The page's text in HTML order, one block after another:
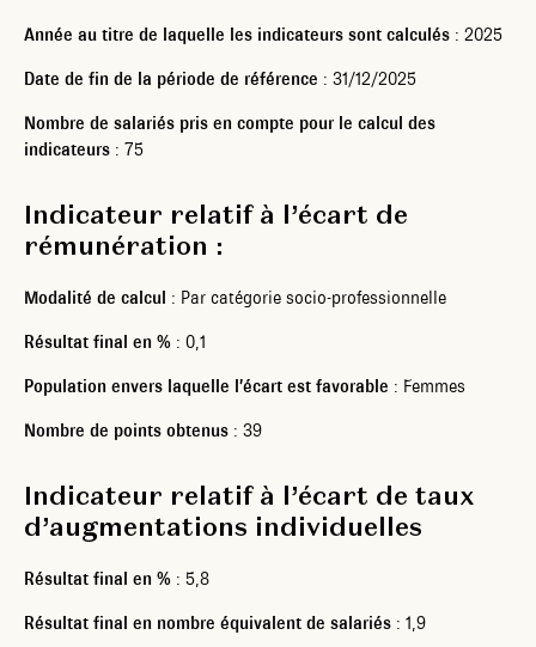
Année au titre de laquelle les indicateurs sont calculés : 2025
Date de fin de la période de référence : 31/12/2025
Nombre de salariés pris en compte pour le calcul des
indicateurs : 75
Indicateur relatif à l’écart de
rémunération :
Modalité de calcul : Par catégorie socio-professionnelle
Résultat final en % : 0,1
Population envers laquelle l’écart est favorable : Femmes
Nombre de points obtenus : 39
Indicateur relatif à l’écart de taux
d’augmentations individuelles
Résultat final en % : 5,8
Résultat final en nombre équivalent de salariés : 1,9